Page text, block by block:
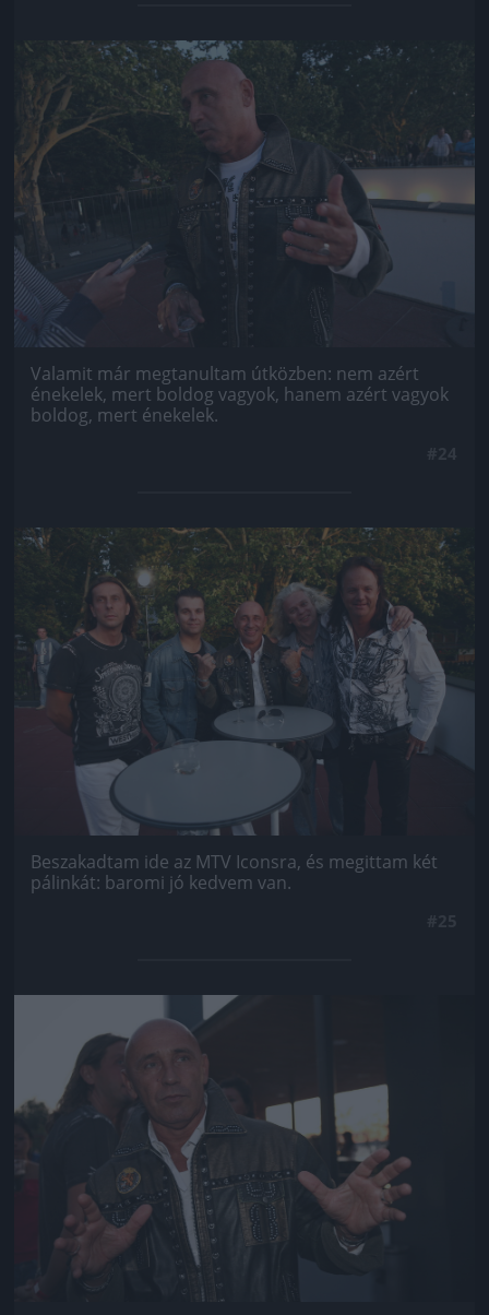
Jön még kép!
Valamit már megtanultam útközben: nem azért
énekelek, mert boldog vagyok, hanem azért vagyok
boldog, mert énekelek.
Jön még kép!
Beszakadtam ide az MTV Iconsra, és megittam két
pálinkát: baromi jó kedvem van.
Jön még kép!